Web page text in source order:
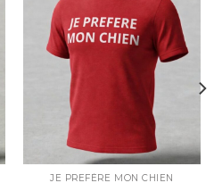
JE PREFÈRE MON CHIEN